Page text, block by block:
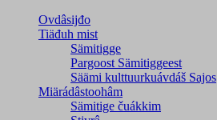
Ovdâsijđo
Tiäđuh mist
Sämitigge
Pargoost Sämitiggeest
Säämi kulttuurkuávdáš Sajos
Miärádâstoohâm
Sämitige čuákkim